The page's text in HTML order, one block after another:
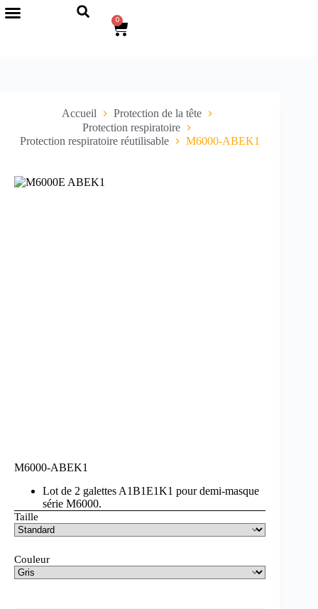
0
Accueil
Protection de la tête
Protection respiratoire
Protection respiratoire réutilisable
M6000-ABEK1
M6000-ABEK1
Lot de 2 galettes A1B1E1K1 pour demi-masque
série M6000.
Taille
Couleur